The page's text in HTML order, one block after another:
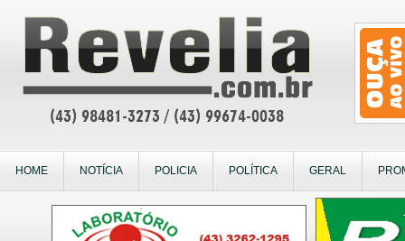
HOME NOTÍCIA POLICIA POLÍTICA GERAL